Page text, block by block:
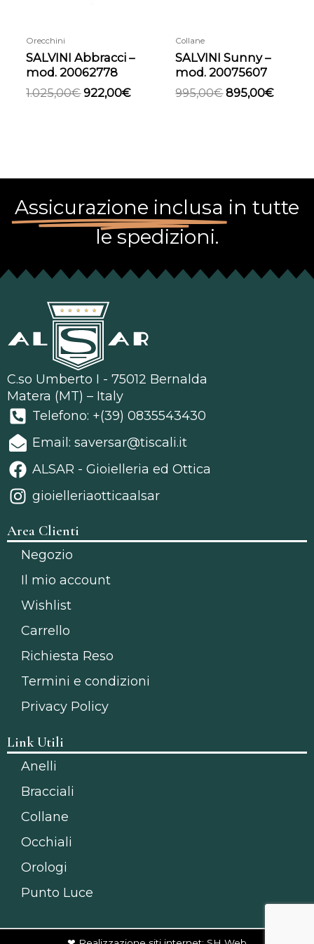
Orecchini
SALVINI Abbracci –
mod. 20062778
1.025,00€ 922,00€
Collane
SALVINI Sunny –
mod. 20075607
995,00€ 895,00€
Assicurazione inclusa in tutte
le spedizioni.
C.so Umberto I - 75012 Bernalda
Matera (MT) – Italy
Telefono: +(39) 0835543430
Email: saversar@tiscali.it
ALSAR - Gioielleria ed Ottica
gioielleriaotticaalsar
Area Clienti
Negozio
Il mio account
Wishlist
Carrello
Richiesta Reso
Termini e condizioni
Privacy Policy
Link Utili
Anelli
Bracciali
Collane
Occhiali
Orologi
Punto Luce